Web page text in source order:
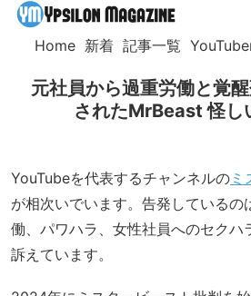
Home 新着 記事一覧
元社員から過重労働と覚
されたMrBeast 怪し
YouTubeを代表するチャンネルの ミ
が相次いでいます。告発しているの
働、パワハラ、女性社員へのセクハ
訴えています。